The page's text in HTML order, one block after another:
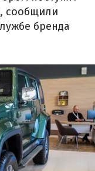
сообщили
бренда